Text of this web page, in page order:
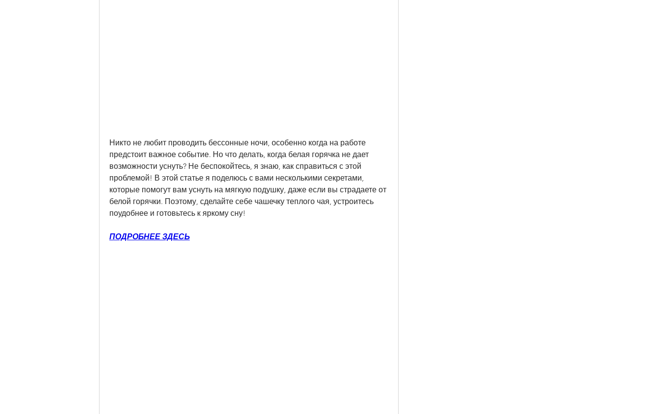
Никто не любит проводить бессонные ночи, особенно когда на работе
предстоит важное событие. Но что делать, когда белая горячка не дает
возможности уснуть? Не беспокойтесь, я знаю, как справиться с этой
проблемой! В этой статье я поделюсь с вами несколькими секретами,
которые помогут вам уснуть на мягкую подушку, даже если вы страдаете от
белой горячки. Поэтому, сделайте себе чашечку теплого чая, устроитесь
поудобнее и готовьтесь к яркому сну!
ПОДРОБНЕЕ ЗДЕСЬ